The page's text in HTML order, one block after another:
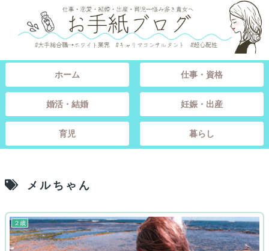
ホーム 仕事・資格
婚活・結婚 妊娠・出産
育児 暮らし
メルちゃん
２歳